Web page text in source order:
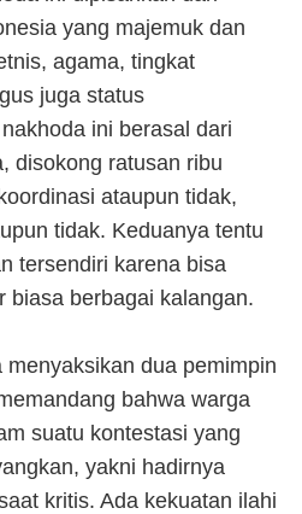
yang majemuk dan
agama, tingkat
juga status
ini berasal dari
disokong ratusan ribu
ataupun tidak,
tidak. Keduanya tentu
tersendiri karena bisa
biasa berbagai kalangan.
dua pemimpin
bahwa warga
suatu kontestasi yang
yakni hadirnya
kritis. Ada kekuatan ilahi